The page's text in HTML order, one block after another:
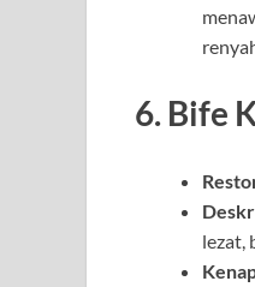
6. Bife
lezat,